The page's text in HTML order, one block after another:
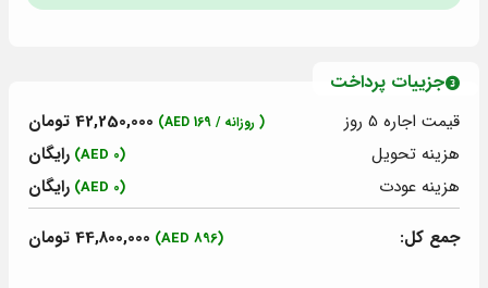
جزییات پرداخت
قیمت اجاره 5 روز ( روزانه / 169
AED) 42,250,000 تومان
هزینه تحویل
(0 AED)
رایگان
هزینه عودت
(0 AED)
رایگان
جمع کل:
(896 AED) 44,800,000 تومان